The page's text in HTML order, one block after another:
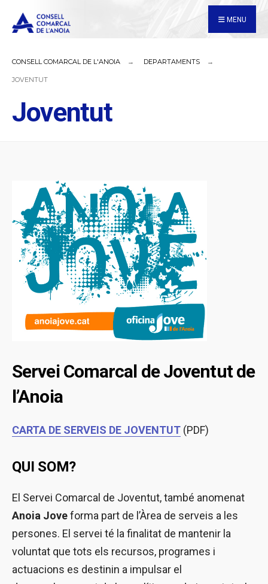
MENU
CONSELL COMARCAL DE L'ANOIA DEPARTAMENTS
JOVENTUT
Joventut
Servei Comarcal de Joventut de
l’Anoia
CARTA DE SERVEIS DE JOVENTUT (PDF)
QUI SOM?
El Servei Comarcal de Joventut, també anomenat
Anoia Joveforma part de l’Àrea de serveis a les
persones. El servei té la finalitat de mantenir la
voluntat que tots els recursos, programes i
actuacions es destinin a impulsar el